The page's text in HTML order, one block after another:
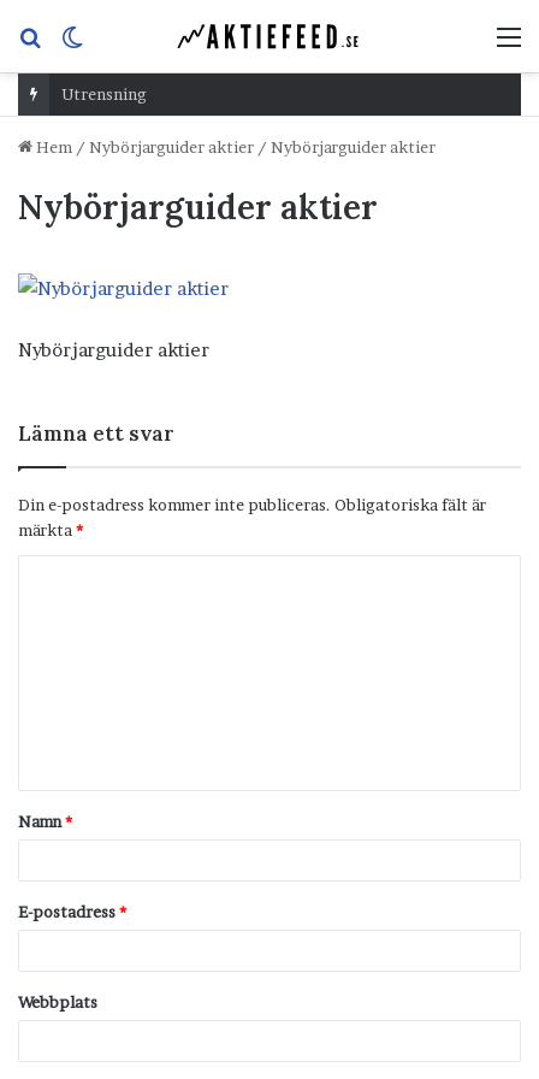
Sök
efterskin
Utrensning
Hem / Nybörjarguider aktier / Nybörjarguider aktier
Nybörjarguider aktier
Nybörjarguider aktier
Lämna ett svar
Din e-postadress kommer inte publiceras. Obligatoriska fält är
märkta *
t
a
Namn*
E-postadress*
Webbplats